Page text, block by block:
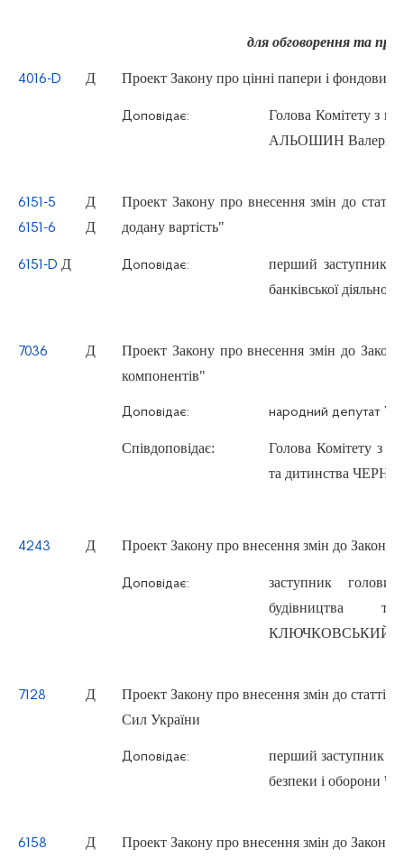
для обговорення та
4016-D Д Проект Закону про цінні папери і
Доповідає:
Голова Комітету з
АЛЬОШИН Валерій
6151-5
6151-6
Д
Д
Проект Закону про внесення змін до
додану вартість"
6151-D Д Доповідає:
перший заступник
банківської
7036 Д
Проект Закону про внесення змін до
компонентів"
Доповідає:
Співдоповідає:
народний депутат
Голова Комітету з
та дитинства
4243 Д Проект Закону про внесення змін до
Доповідає:
заступник
будівництва
КЛЮЧКОВСЬКИЙ
7128 Д
Проект Закону про внесення змін до статті
Сил України
Доповідає:
перший заступник
безпеки і оборони
6158
Д
Проект Закону про внесення змін до